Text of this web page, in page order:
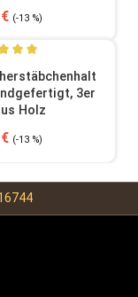
Regulärer Preis:
(-13 %)
3er
Holz
Regulärer Preis:
(-13 %)